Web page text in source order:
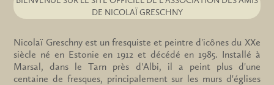
DE NICOLAÏ GRESCHNY
Nicolaï Greschny est un fresquiste et peintre d'icônes du XXe
siècle né en Estonie en 1912 et décédé en 1985. Installé à
Marsal, dans le Tarn près d'Albi, il a peint plus d'une
centaine de fresques, principalement sur les murs d'églises